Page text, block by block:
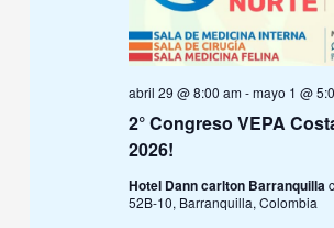
2° Congreso VEPA
2026!
abril 29 @ 8:00 am-mayo 1 @
Hotel Dann carlton Barranquilla
52B-10, Barranquilla, Colombia